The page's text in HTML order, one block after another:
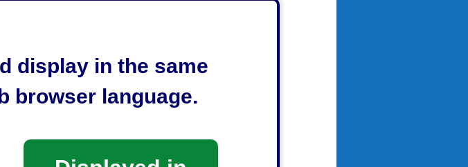
display in the same
browser language.